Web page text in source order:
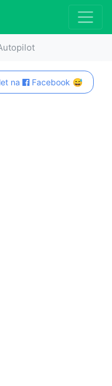
na Facebook 😅